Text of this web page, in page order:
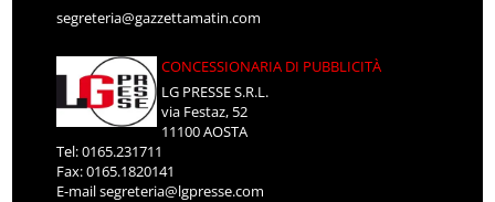
segreteria@gazzettamatin.com
CONCESSIONARIA DI PUBBLICITÀ
LG PRESSE S.R.L.
via Festaz, 52
11100 AOSTA
Tel: 0165.231711
Fax: 0165.1820141
E-mailsegreteria@lgpresse.com